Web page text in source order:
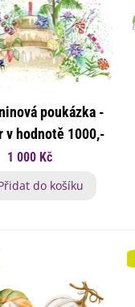
poukázka -
v hodnotě 1000,-
Kč
1 000 Kč
do košíku